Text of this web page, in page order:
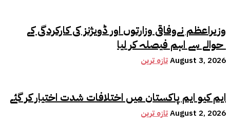
وزیراعظم نےوفاقی وزارتوں اور ڈویژنز کی کارکردگی کے
حوالے سے اہم فیصلہ کر لیا
تازہ ترینAugust 3, 2026
ایم کیو ایم پاکستان میں اختلافات شدت اختیار کر گئے
تازہ ترینAugust 2, 2026